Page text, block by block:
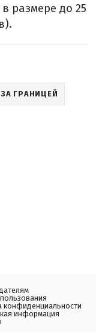
размере до 25
ГРАНИЦЕЙ
конфиденциальности
информация